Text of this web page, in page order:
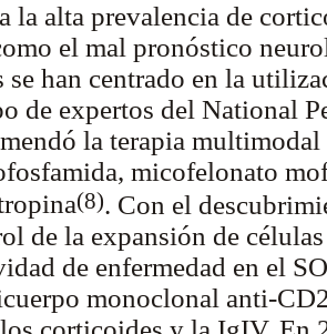
la alta prevalencia de
el mal pronóstico
se han centrado en la
de expertos del National
la terapia
micofelonato
(8). Con el
de la expansión de
de enfermedad en el
monoclonal anti-